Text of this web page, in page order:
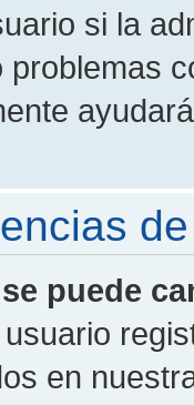
si la
problemas
puede
en